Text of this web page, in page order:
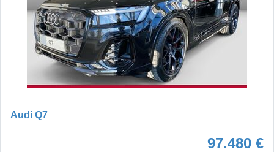
Audi Q7
97.480 €